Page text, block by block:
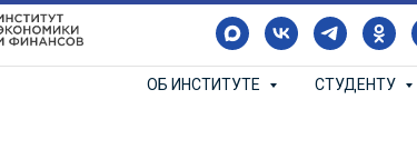
ОБ ИНСТИТУТЕ СТУДЕНТУ